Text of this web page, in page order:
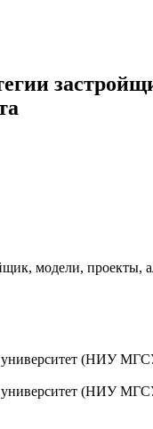
модели, проекты,
университет (НИУ
университет (НИУ